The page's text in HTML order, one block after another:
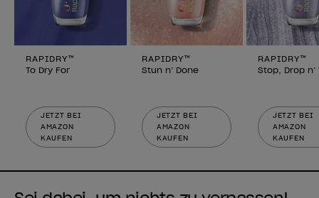
RAPIDRY™
To Dry For
JETZT BEI
AMAZON
KAUFEN
RAPIDRY™
Stun n’ Done
JETZT BEI
AMAZON
KAUFEN
RAPIDRY™
Stop, Drop n’
JETZT BEI
AMAZON
KAUFEN